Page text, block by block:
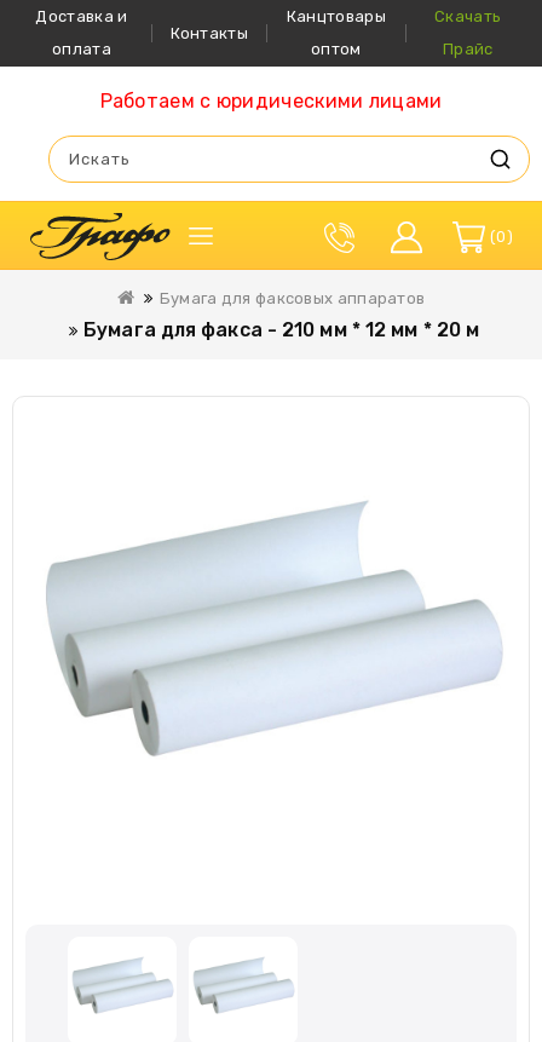
Доставка и
оплата
Контакты
Канцтовары
оптом
Скачать
Прайс
Работаем с юридическими лицами
0
Бумага для факсовых аппаратов
Бумага для факса - 210 мм * 12 мм * 20 м